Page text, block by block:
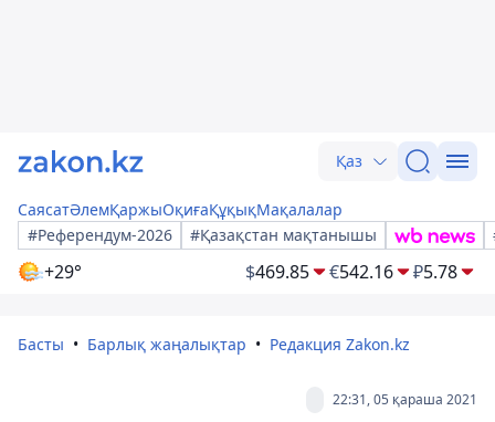
Қаз
СаясатӘлемҚаржыОқиғаҚұқықМақалалар
#Референдум-2026
#Қазақстан мақтанышы
+29° $469.85 €542.16 ₽5.78
Басты Барлық жаңалықтар Редакция Zakon.kz
22:31, 05 қараша 2021